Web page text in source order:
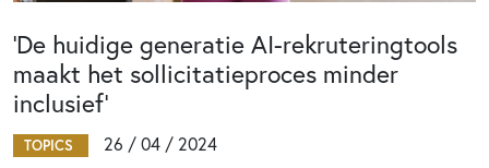
‘De huidige generatie AI-rekruteringtools
maakt het sollicitatieproces minder
inclusief’
TOPICS 26 / 04 / 2024